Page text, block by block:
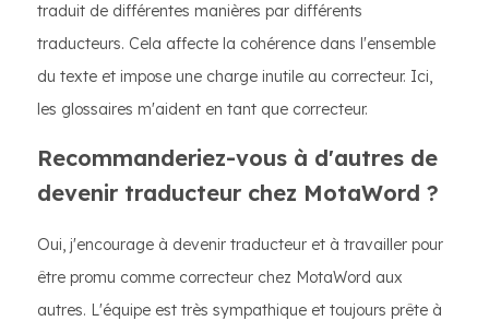
traduit de différentes manières par différents
traducteurs. Cela affecte la cohérence dans l'ensemble
du texte et impose une charge inutile au correcteur. Ici,
les glossaires m'aident en tant que correcteur.
Recommanderiez-vous à d'autres de
devenir traducteur chez MotaWord ?
Oui, j'encourage à devenir traducteur et à travailler pour
être promu comme correcteur chez MotaWord aux
autres. L'équipe est très sympathique et toujours prête à